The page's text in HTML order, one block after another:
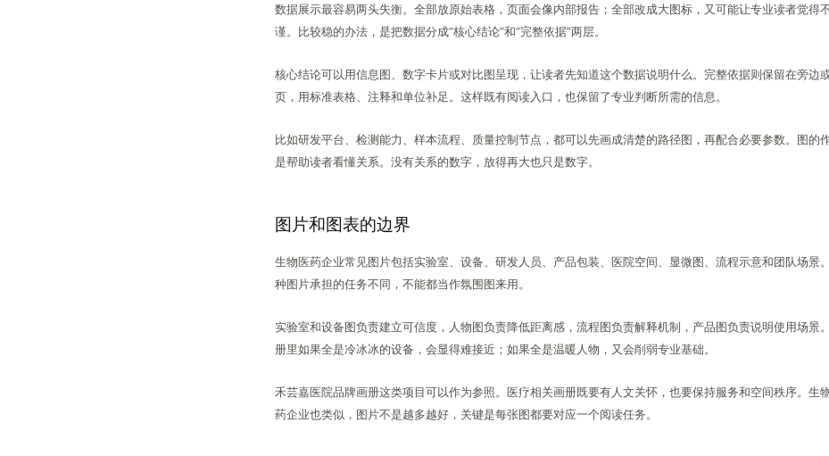
数据展示最容易两头失衡。全部放原始表格，页面会像内部报告；全部改成大图标，又可能让专业读者觉得
谨。比较稳的办法，是把数据分成“核心结论”和“完整依据”两层。
核心结论可以用信息图、数字卡片或对比图呈现，让读者先知道这个数据说明什么。完整依据则保留在旁边
页，用标准表格、注释和单位补足。这样既有阅读入口，也保留了专业判断所需的信息。
比如研发平台、检测能力、样本流程、质量控制节点，都可以先画成清楚的路径图，再配合必要参数。图的
是帮助读者看懂关系。没有关系的数字，放得再大也只是数字。
图片和图表的边界
生物医药企业常见图片包括实验室、设备、研发人员、产品包装、医院空间、显微图、流程示意和团队场景
种图片承担的任务不同，不能都当作氛围图来用。
实验室和设备图负责建立可信度，人物图负责降低距离感，流程图负责解释机制，产品图负责说明使用场景
册里如果全是冷冰冰的设备，会显得难接近；如果全是温暖人物，又会削弱专业基础。
禾芸嘉医院品牌画册这类项目可以作为参照。医疗相关画册既要有人文关怀，也要保持服务和空间秩序。生
药企业也类似，图片不是越多越好，关键是每张图都要对应一个阅读任务。